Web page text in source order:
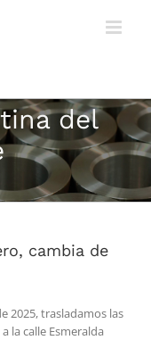
del
cambia de
2025, trasladamos las
la calle Esmeralda